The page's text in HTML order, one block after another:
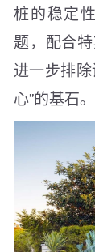
桩的稳定
题，配合
进一步排
心”的基石。